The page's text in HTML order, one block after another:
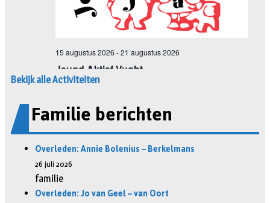
Bekijk alle Activiteiten
Familie berichten
Overleden: Annie Bolenius – Berkelmans
26 juli 2026
familie
Overleden: Jo van Geel – van Oort